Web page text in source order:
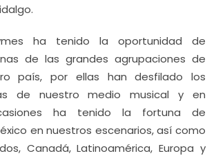
ha tenido la oportunidad de
de las grandes agrupaciones de
país, por ellas han desfilado los
de nuestro medio musical y en
ha tenido la fortuna de
en nuestros escenarios, así como
Canadá, Latinoamérica, Europa y